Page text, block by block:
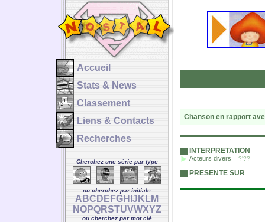
Accueil
Stats & News
Classement
Liens & Contacts
Recherches
Cherchez une série par type
ou cherchez par initiale
A BC D E FGH J K LM
NOPQRSTUVWXYZ
ou cherchez par mot clé
Chanson en rapport
INTERPRETATION
Acteurs divers - ?'??
PRESENTE SUR